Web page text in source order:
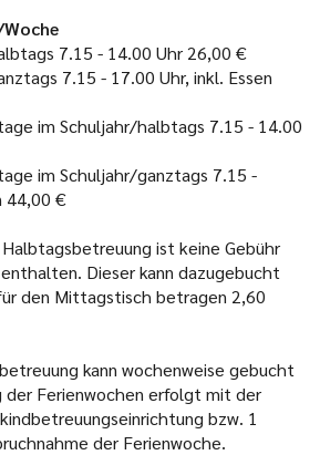
7.15 - 14.00 Uhr 26,00 €
7.15 - 17.00 Uhr, inkl. Essen
im Schuljahr/halbtags 7.15 - 14.00
im Schuljahr/ganztags 7.15 -
44,00 €
ist keine Gebühr
Dieser kann dazugebucht
den Mittagstisch betragen 2,60
kann wochenweise gebucht
der Ferienwochen erfolgt mit der
bzw. 1
der Ferienwoche.